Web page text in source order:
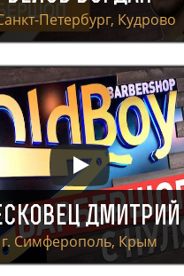
Петербург, Кудрово
Дмитрий
г. Симферополь, Крым